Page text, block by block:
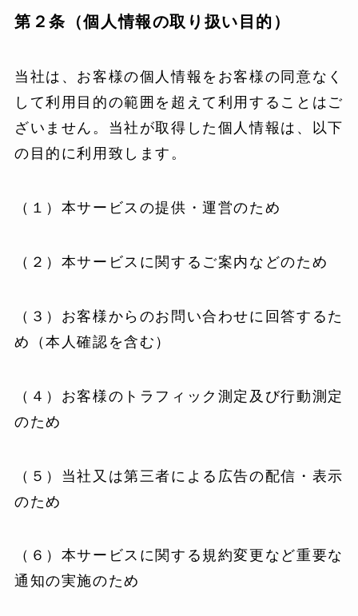
第２条（個人情報の取り扱い目的）
当社は、お客様の個人情報をお客様の同意なく
して利用目的の範囲を超えて利用することはご
ざいません。当社が取得した個人情報は、以下
の目的に利用致します。
（１）本サービスの提供・運営のため
（２）本サービスに関するご案内などのため
（３）お客様からのお問い合わせに回答するた
め（本人確認を含む）
（４）お客様のトラフィック測定及び行動測定
のため
（５）当社又は第三者による広告の配信・表示
のため
（６）本サービスに関する規約変更など重要な
通知の実施のため